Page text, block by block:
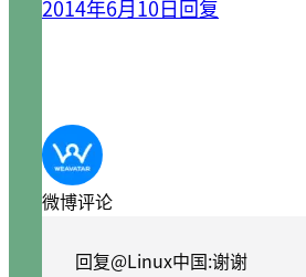
2014年6月10日回复
微博评论
回复@Linux中国:谢谢